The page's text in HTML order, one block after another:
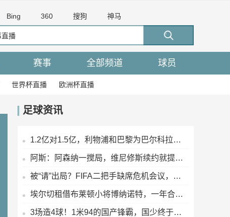
Bing 360 搜狗 神马
赛事 全部频道 球员
世界杯直播 欧洲杯直播
足球资讯
1.2亿对1.5亿，利物浦和巴黎为巴尔科拉扯皮，这差价真能抹平？
阿斯：阿森纳一搅局，维尼修斯续约就提速了？新约年薪2400万欧
被“请”出局？FIFA二把手缺席危机会议，他曾公开叫板因凡蒂诺
埃尔切租借布莱顿小将博纳诺特，一年合同无买断
3场造4球！1米94的国产锋霸，国少终于等来了自己的“哈兰德”？